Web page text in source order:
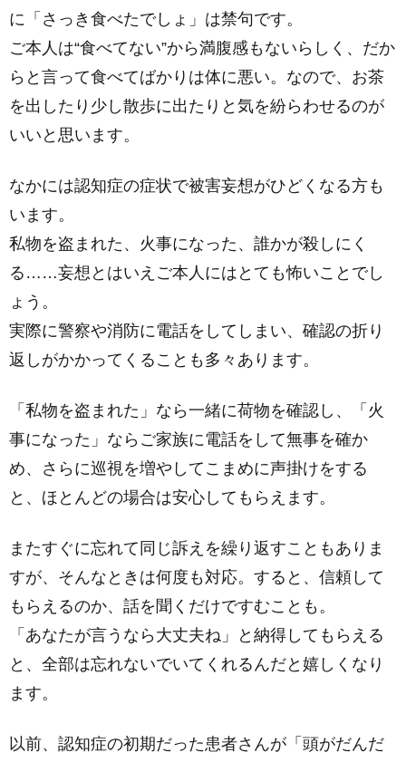
に「さっき食べたでしょ」は禁句です。
ご本人は“食べてない”から満腹感もないらしく、だか
らと言って食べてばかりは体に悪い。なので、お茶
を出したり少し散歩に出たりと気を紛らわせるのが
いいと思います。
なかには認知症の症状で被害妄想がひどくなる方も
います。
私物を盗まれた、火事になった、誰かが殺しにく
る……妄想とはいえご本人にはとても怖いことでし
ょう。
実際に警察や消防に電話をしてしまい、確認の折り
返しがかかってくることも多々あります。
「私物を盗まれた」なら一緒に荷物を確認し、「火
事になった」ならご家族に電話をして無事を確か
め、さらに巡視を増やしてこまめに声掛けをする
と、ほとんどの場合は安心してもらえます。
またすぐに忘れて同じ訴えを繰り返すこともありま
すが、そんなときは何度も対応。すると、信頼して
もらえるのか、話を聞くだけですむことも。
「あなたが言うなら大丈夫ね」と納得してもらえる
と、全部は忘れないでいてくれるんだと嬉しくなり
ます。
以前、認知症の初期だった患者さんが「頭がだんだ